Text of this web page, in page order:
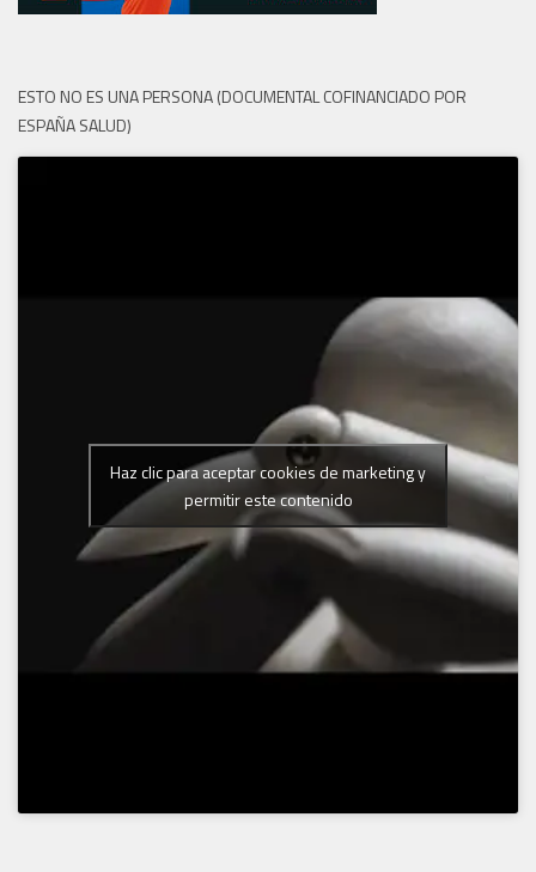
ESTO NO ES UNA PERSONA (DOCUMENTAL COFINANCIADO POR
ESPAÑA SALUD)
Haz clic para aceptar cookies de marketing y
permitir este contenido